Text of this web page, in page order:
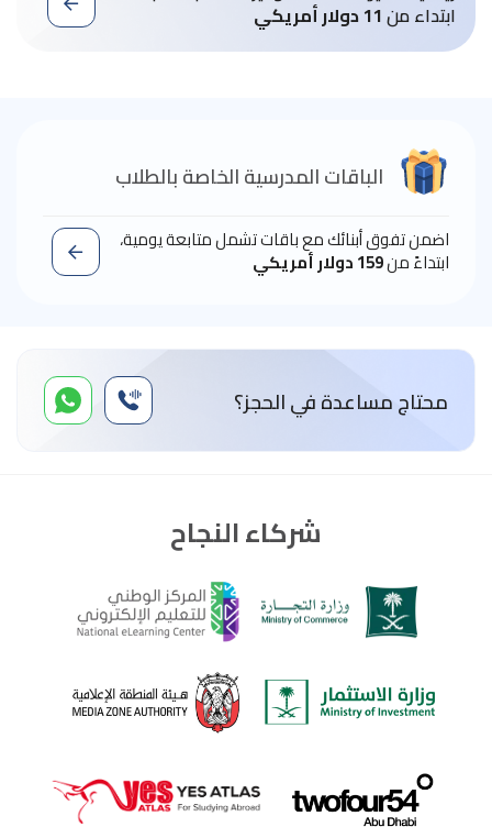
ابتداء من11 دولار أمريكي
الباقات المدرسية الخاصة بالطلاب
اضمن تفوق أبنائك مع باقات تشمل متابعة يومية،
ابتداءً من159 دولار أمريكي
محتاج مساعدة في الحجز؟
شركاء النجاح